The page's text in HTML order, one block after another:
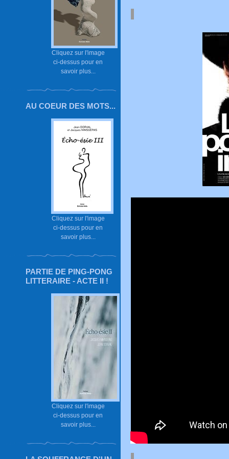
Cliquez sur l'image
ci-dessus pour en
savoir plus...
AU COEUR DES MOTS...
Cliquez sur l'image
ci-dessus pour en
savoir plus...
PARTIE DE PING-PONG
LITTERAIRE - ACTE II !
Cliquez sur l'image
ci-dessus pour en
savoir plus...